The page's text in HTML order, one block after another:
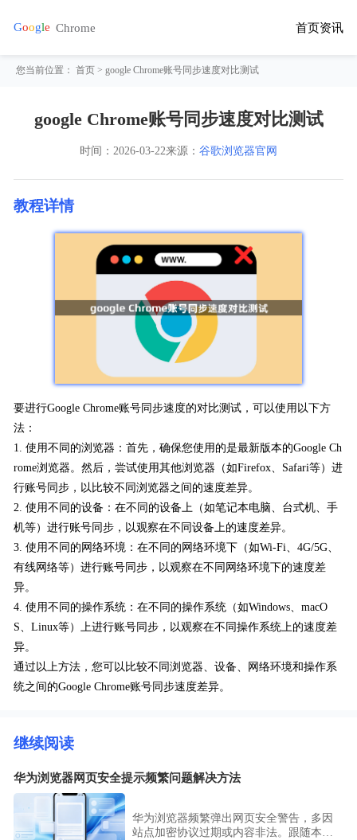
首页资讯
您当前位置：首页 > google Chrome账号同步速度对比测试
google Chrome账号同步速度对比测试
时间： 2026-03-22来源： 谷歌浏览器官网
教程详情
要进行Google Chrome账号同步速度的对比测试，可以使用以下方
法：
1. 使用不同的浏览器：首先，确保您使用的是最新版本的Google Ch
rome浏览器。然后，尝试使用其他浏览器（如Firefox、Safari等）进
行账号同步，以比较不同浏览器之间的速度差异。
2. 使用不同的设备：在不同的设备上（如笔记本电脑、台式机、手
机等）进行账号同步，以观察在不同设备上的速度差异。
3. 使用不同的网络环境：在不同的网络环境下（如Wi-Fi、4G/5G、
有线网络等）进行账号同步，以观察在不同网络环境下的速度差
异。
4. 使用不同的操作系统：在不同的操作系统（如Windows、macO
S、Linux等）上进行账号同步，以观察在不同操作系统上的速度差
异。
通过以上方法，您可以比较不同浏览器、设备、网络环境和操作系
统之间的Google Chrome账号同步速度差异。
继续阅读
华为浏览器网页安全提示频繁问题解决方法
华为浏览器频繁弹出网页安全警告，多因
站点加密协议过期或内容非法。跟随本文